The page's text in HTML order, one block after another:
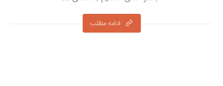
ادامه مطلب